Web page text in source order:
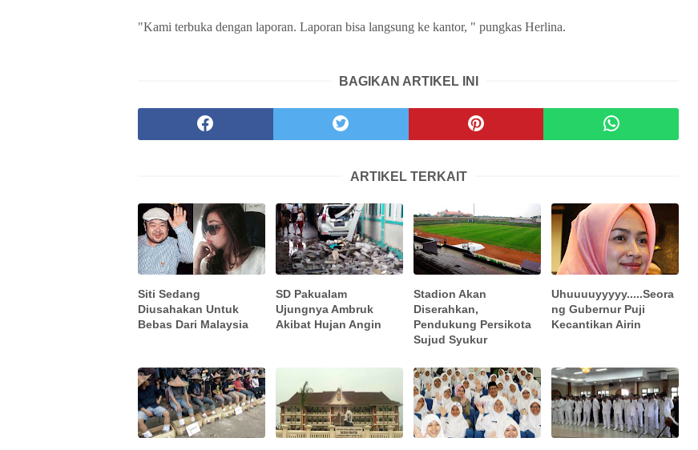
"Kami terbuka dengan laporan. Laporan bisa langsung ke kantor, " pungkas Herlina.
BAGIKAN ARTIKEL INI
ARTIKEL TERKAIT
Siti Sedang
Diusahakan Untuk
Bebas Dari Malaysia
SD Pakualam
Ujungnya Ambruk
Akibat Hujan Angin
Stadion Akan
Diserahkan,
Pendukung Persikota
Sujud Syukur
Uhuuuuyyyyy.....Seora
ng Gubernur Puji
Kecantikan Airin